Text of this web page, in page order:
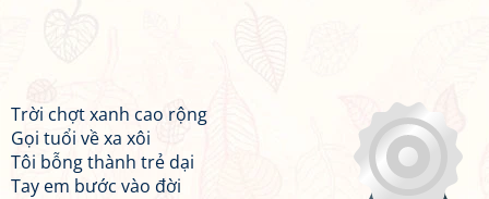
Trời chợt xanh cao rộng
Gọi tuổi về xa xôi
Tôi bỗng thành trẻ dại
Tay em bước vào đời